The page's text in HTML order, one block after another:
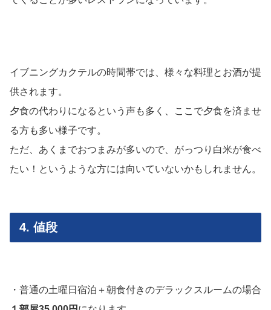
イブニングカクテルの時間帯では、様々な料理とお酒が提
供されます。
夕食の代わりになるという声も多く、ここで夕食を済ませ
る方も多い様子です。
ただ、あくまでおつまみが多いので、がっつり白米が食べ
たい！というような方には向いていないかもしれません。
4. 値段
・普通の土曜日宿泊＋朝食付きのデラックスルームの場合